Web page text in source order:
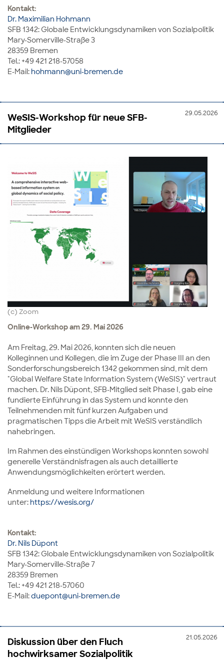
Kontakt:
Dr. Maximilian Hohmann
SFB 1342: Globale Entwicklungsdynamiken von Sozialpolitik
Mary-Somerville-Straße 3
28359 Bremen
Tel.: +49 421 218-57058
E-Mail: hohmann@uni-bremen.de
29.05.2026
WeSIS-Workshop für neue SFB-
Mitglieder
(c) Zoom
Online-Workshop am 29. Mai 2026
Am Freitag, 29. Mai 2026, konnten sich die neuen
Kolleginnen und Kollegen, die im Zuge der Phase III an den
Sonderforschungsbereich 1342 gekommen sind, mit dem
"Global Welfare State Information System (WeSIS)" vertraut
machen. Dr. Nils Düpont, SFB-Mitglied seit Phase I, gab eine
fundierte Einführung in das System und konnte den
Teilnehmenden mit fünf kurzen Aufgaben und
pragmatischen Tipps die Arbeit mit WeSIS verständlich
nahebringen.
Im Rahmen des einstündigen Workshops konnten sowohl
generelle Verständnisfragen als auch detaillierte
Anwendungsmöglichkeiten erörtert werden.
Anmeldung und weitere Informationen
unter: https://wesis.org/
Kontakt:
Dr. Nils Düpont
SFB 1342: Globale Entwicklungsdynamiken von Sozialpolitik
Mary-Somerville-Straße 7
28359 Bremen
Tel.: +49 421 218-57060
E-Mail:duepont@uni-bremen.de
21.05.2026
Diskussion über den Fluch
hochwirksamer Sozialpolitik